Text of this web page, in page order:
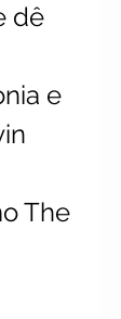
dê
e
The